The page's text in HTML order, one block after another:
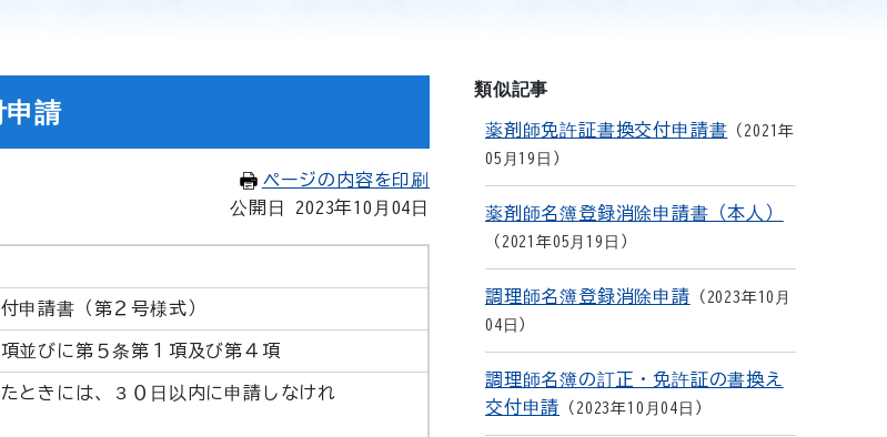
申請
ページの内容を印刷
公開日 2023年10月04日
申請書（第２号様式）
並びに第５条第１項及び第４項
ときには、３０日以内に申請しなけれ
類似記事
薬剤師免許証書換交付申請書
2021年
05月19日
薬剤師名簿登録消除申請書（本人）
2021年05月19日
調理師名簿登録消除申請
2023年10月
04日
調理師名簿の訂正・免許証の書換え
交付申請
2023年10月04日